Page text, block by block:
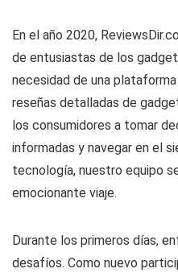
En el año 2020,
de entusiastas de los
necesidad de una
reseñas detalladas de
los consumidores a tomar
informadas y navegar en el
tecnología, nuestro equipo
emocionante viaje.
Durante los primeros días,
desafíos. Como nuevo